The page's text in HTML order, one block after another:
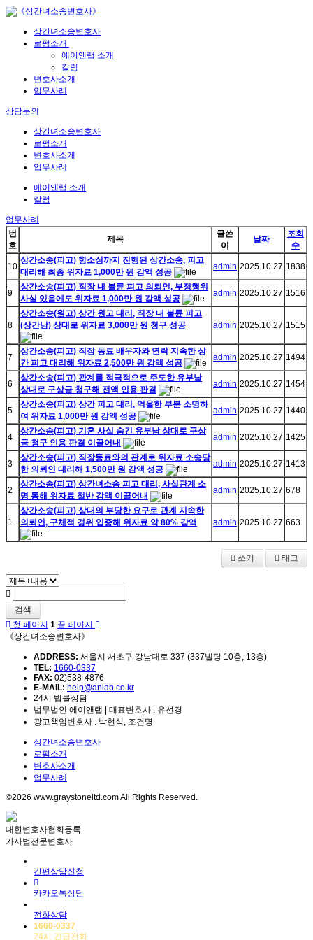
상간녀소송변호사
로펌소개
에이앤랩 소개
칼럼
변호사소개
업무사례
상담문의
상간녀소송변호사
로펌소개
변호사소개
업무사례
에이앤랩 소개
칼럼
업무사례
번
호
제목
글쓴
이
날짜
조회
수
10
상간소송(피고) 항소심까지 진행된 상간소송, 피고
대리해 최종 위자료 1,000만 원 감액 성공
admin 2025.10.27 1838
9
상간소송(피고) 직장 내 불륜 피고 의뢰인, 부정행위
사실 있음에도 위자료 1,000만 원 감액 성공
admin 2025.10.27 1516
8
상간소송(원고) 상간 원고 대리, 직장 내 불륜 피고
(상간남) 상대로 위자료 3,000만 원 청구 성공
admin 2025.10.27 1515
7
상간소송(피고) 직장 동료 배우자와 연락 지속한 상
간 피고 대리해 위자료 2,500만 원 감액 성공
admin 2025.10.27 1494
6
상간소송(피고) 관계를 적극적으로 주도한 유부남
상대로 구상금 청구해 전액 인용 판결
admin 2025.10.27 1454
5
상간소송(피고) 상간 피고 대리, 억울한 부분 소명하
여 위자료 1,000만 원 감액 성공
admin 2025.10.27 1440
4
상간소송(피고) 기혼 사실 숨긴 유부남 상대로 구상
금 청구 인용 판결 이끌어내
admin 2025.10.27 1425
3
상간소송(피고) 직장동료와의 관계로 위자료 소송당
한 의뢰인 대리해 1,500만 원 감액 성공
admin 2025.10.27 1413
2
상간소송(피고) 상간녀소송 피고 대리, 사실관계 소
명 통해 위자료 절반 감액 이끌어내
admin 2025.10.27 678
1
상간소송(피고) 상대의 부당한 요구로 관계 지속한
의뢰인, 구체적 경위 입증해 위자료 약 80% 감액
admin 2025.10.27 663
쓰기 태그
검색
첫 페이지 1 끝 페이지
《상간녀소송변호사》
ADDRESS: 서울시 서초구 강남대로 337 (337빌딩 10층, 13층)
TEL: 1660-0337
FAX: 02)538-4876
E-MAIL: help@anlab.co.kr
24시 법률상담
법무법인 에이앤랩 | 대표변호사 : 유선경
광고책임변호사 : 박현식, 조건명
상간녀소송변호사
로펌소개
변호사소개
업무사례
©2026 www.graystoneltd.com All Rights Reserved.
대한변호사협회등록
가사법전문변호사
간편상담신청
카카오톡상담
전화상담
1660-0337
24시 긴급전화